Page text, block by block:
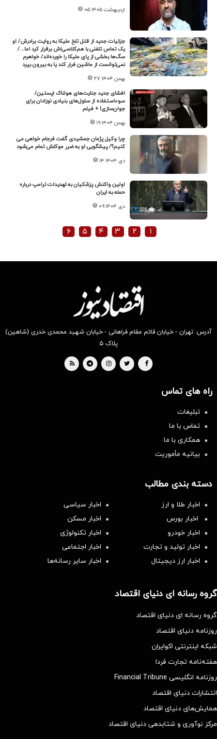
۰۵ اردیبهشت ۱۴۰۵
جزئیات جدید از قتل تلخ ملیکا به روایت برادرش/ او
یک تماس تلفنی با هم‌کلاسی‌اش برقرار کرد اما.../
سگ‌ها بخشی از پای ملیکا را خورده‌اند/ خواهرم
نمی‌توانست از ماشین فرار کند یا به بیرون بپرد
۲۷ بهمن ۱۴۰۴
افشای جدید جنایت‌های هولناک اپستین/
سوءاستفاده از سلول‌های بنیادی نوزادان برای
جوان‌سازی! + فیلم
۱۹ بهمن ۱۴۰۴
چرا وکیل پژمان جمشیدی گفت فرجام خواهی می
کنیم؟/ پیشگویی او به ضرر موکلش تمام می‌شود
۱۴ دی ۱۴۰۴
اولین واکنش پزشکیان به تهدیدات ترامپ درباره
حمله به ایران
۰۹ دی ۱۴۰۴
۱ ۲ ۳ ۴ ۵ ۶
آدرس: تهران - خیابان قائم مقام فراهانی - خیابان شهید محمدی خدری (شاهین)
پلاک ۵
راه های تماس
تبلیغات
تماس با ما
همکاری با ما
بیانیه مأموریت
دسته بندی مطالب
اخبار طلا و ارز
اخبار سیاسی
اخبار بورس
اخبار مسکن
اخبار خودرو
اخبار تکنولوژی
اخبار تولید و تجارت
اخبار اجتماعی
اخبار ارز دیجیتال
اخبار سایر رسانه‌‌ها
گروه رسانه ای دنیای اقتصاد
گروه رسانه ای دنیای اقتصاد
روزنامه دنیای اقتصاد
شبکه اینترنتی اکوایران
هفته‌نامه تجارت فردا
روزنامه انگلیسی Financial Tribune
انتشارات دنیای اقتصاد
همایش‌های دنیای اقتصاد
مرکز نوآوری و شتابدهی دنیای اقتصاد